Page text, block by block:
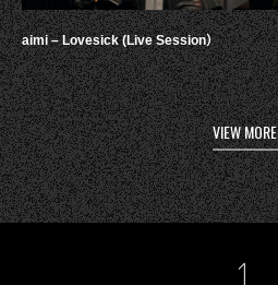
aimi – Lovesick (Live Session）
VIEW MORE